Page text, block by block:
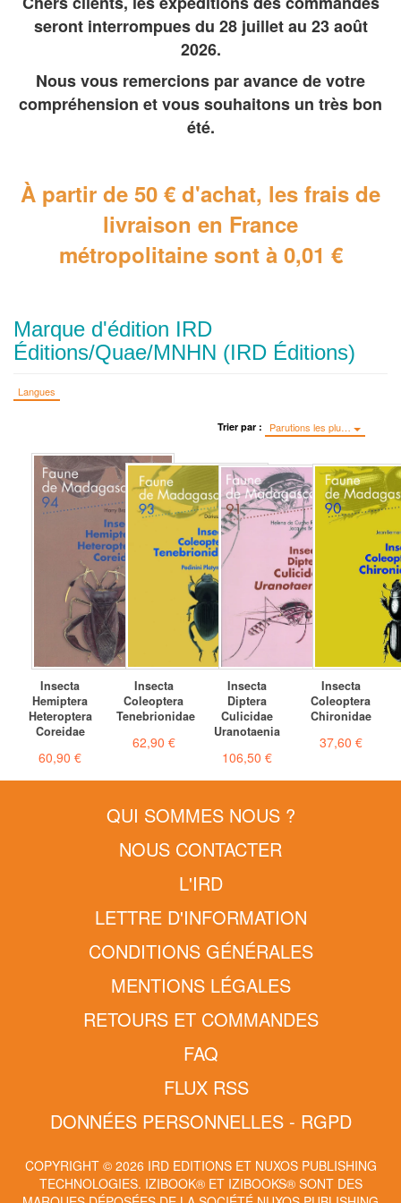
seront interrompues du 28 juillet au 23 août
2026.
Nous vous remercions par avance de votre
compréhension et vous souhaitons un très bon
été.
À partir de 50 € d'achat, les frais de
livraison en France
métropolitainesont à 0,01 €
Marque d'édition IRD
Éditions/Quae/MNHN (IRD Éditions)
Langues
Trier par : Parutions les plu…
Insecta
Hemiptera
Heteroptera
Coreidae
60,90 €
Insecta
Coleoptera
Tenebrionidae
62,90 €
Insecta
Diptera
Culicidae
Uranotaenia
106,50 €
Insecta
Coleoptera
Chironidae
37,60 €
QUI SOMMES NOUS ?
NOUS CONTACTER
L'IRD
LETTRE D'INFORMATION
CONDITIONS GÉNÉRALES
MENTIONS LÉGALES
RETOURS ET COMMANDES
FAQ
FLUX RSS
DONNÉES PERSONNELLES - RGPD
COPYRIGHT © 2026 IRD EDITIONS ET NUXOS PUBLISHING
TECHNOLOGIES. IZIBOOK®ET IZIBOOKS®SONT DES